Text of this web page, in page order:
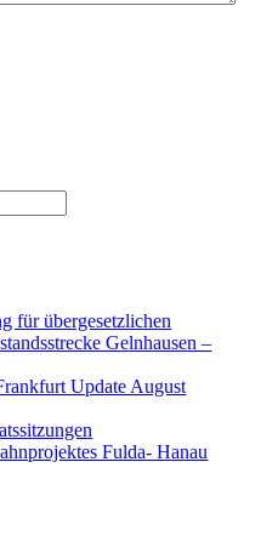
für übergesetzlichen
Gelnhausen –
Update August
Fulda- Hanau